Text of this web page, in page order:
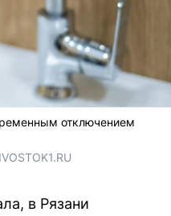
отключением
в Рязани